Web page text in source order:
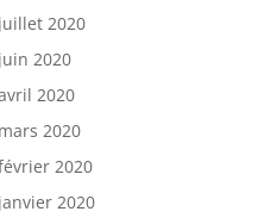
juillet 2020
juin 2020
2020
mars 2020
2020
janvier 2020